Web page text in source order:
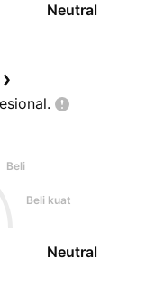
Neutral
Beli
Beli kuat
Neutral